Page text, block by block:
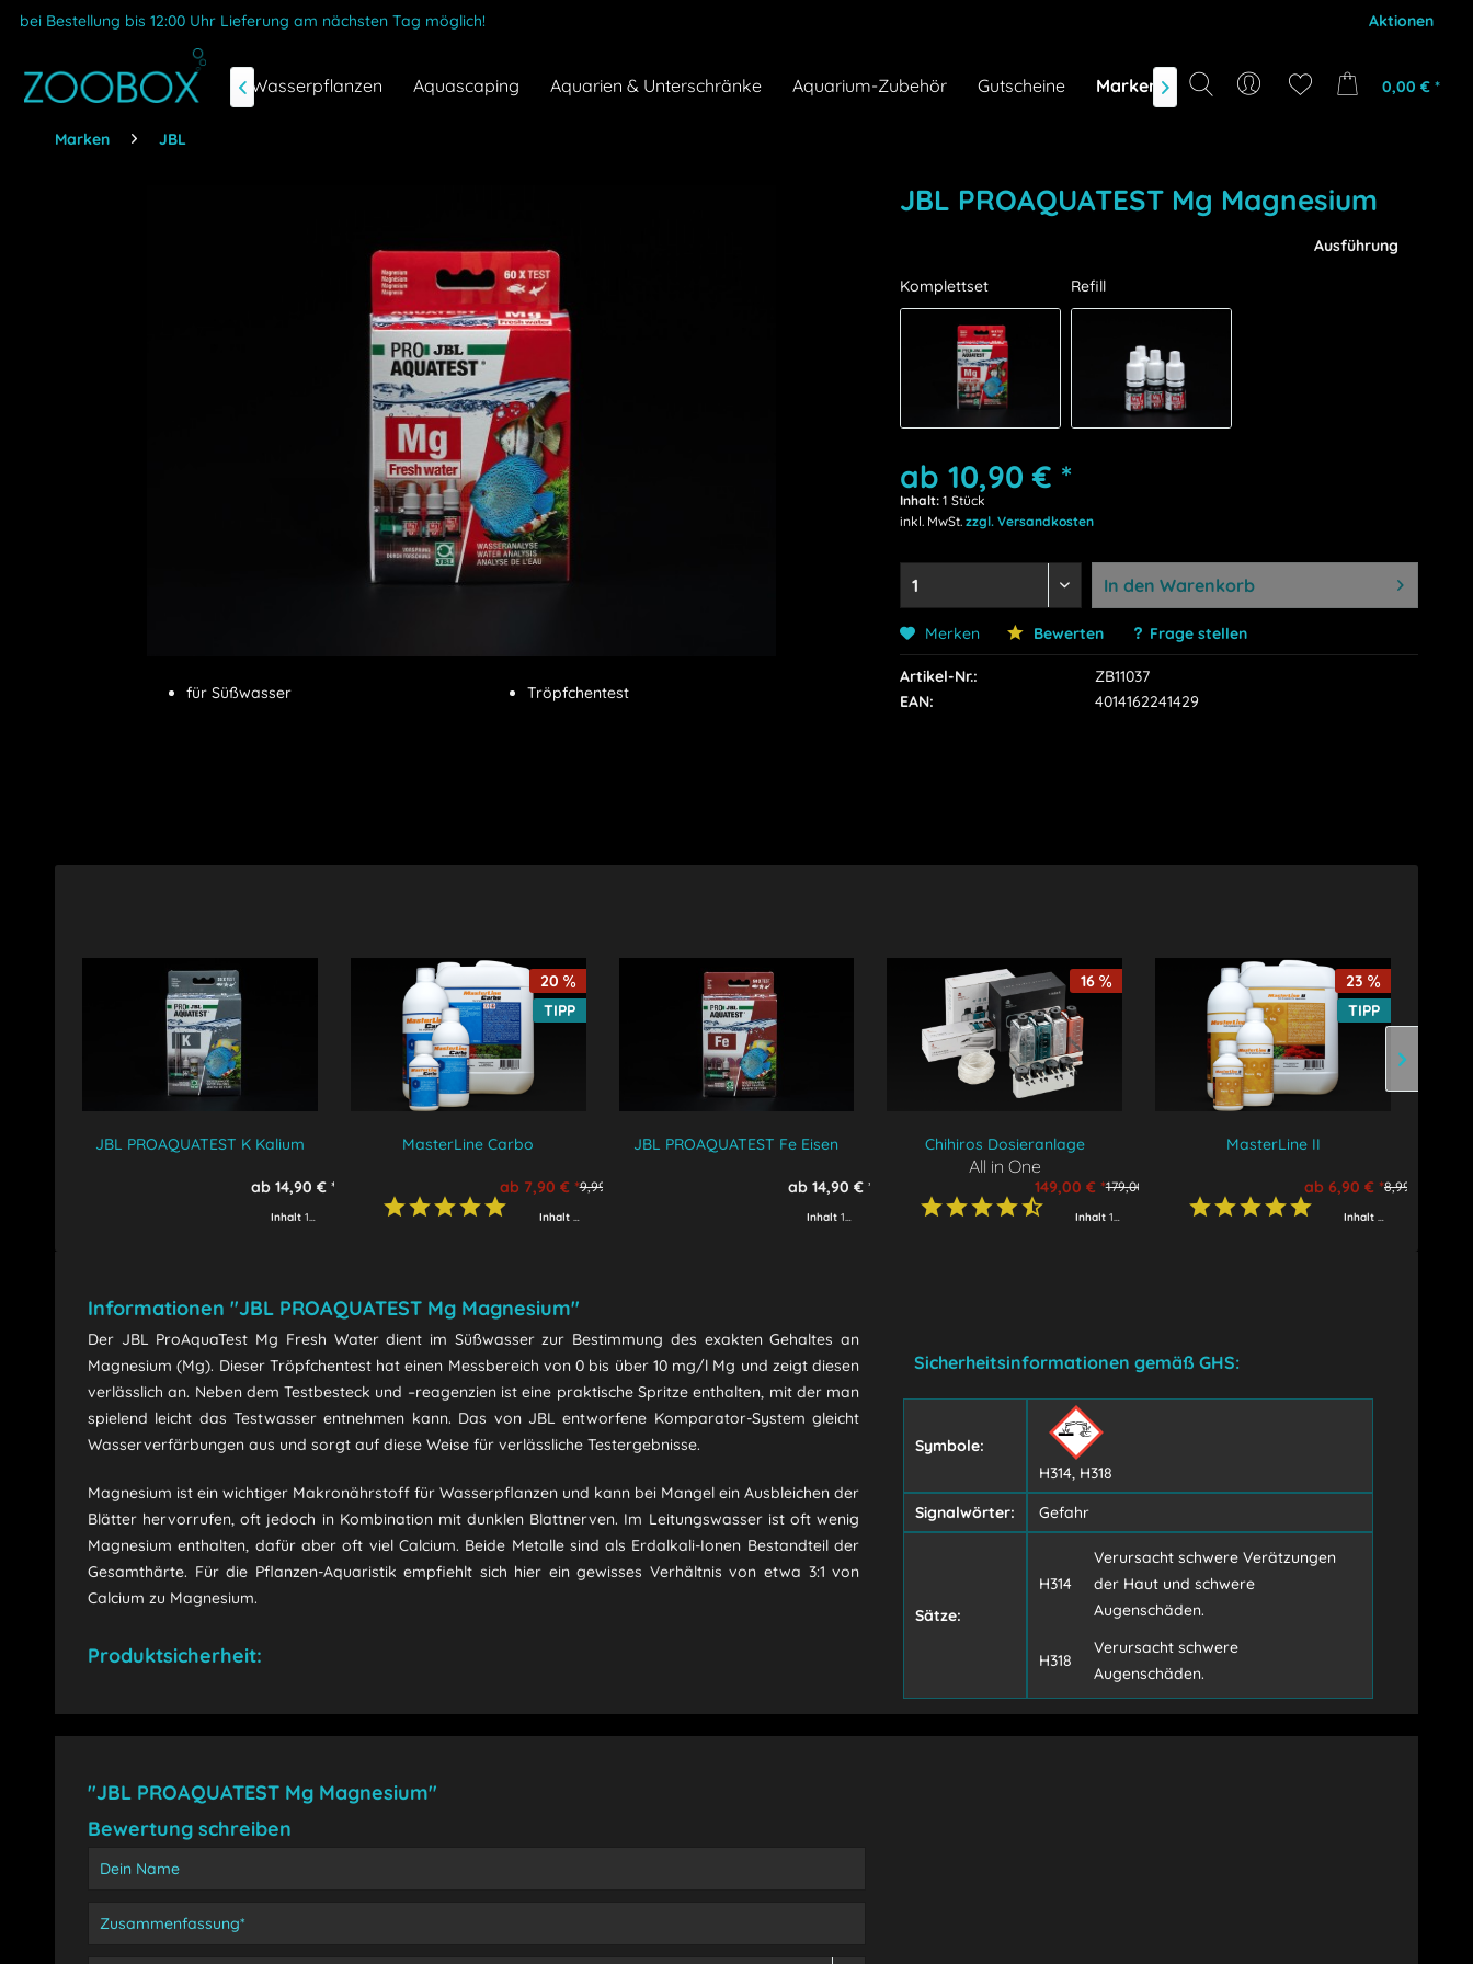
bei Bestellung bis 12:00 Uhr Lieferung am nächsten Tag möglich! Aktionen
0,00 € *
& Garnelen Ernährung Wasserpflanzen Aquascaping Aquarien & Unterschränke Aquarium-Zubehör Gutscheine Marken NEU DEALS
 
Marken JBL
für Süßwasser Tröpfchentest
JBL PROAQUATEST Mg Magnesium
Ausführung
Komplettset Refill
ab 10,90 € *
Inhalt:1 Stück
inkl. MwSt.zzgl. Versandkosten
In den Warenkorb
Merken Bewerten Frage stellen
Artikel-Nr.:
ZB11037
EAN:
4014162241429
JBL PROAQUATEST K Kalium
ab 14,90 € *
Inhalt 1 Stück
20
TIPP
MasterLine Carbo
ab 7,90 € *9,99 € *
Inhalt
200 ml
JBL PROAQUATEST Fe Eisen
ab 14,90 € *
Inhalt1 Stück
16
Chihiros Dosieranlage
Komplettset
All in One
149,00 € *179,00 € *
Inhalt1 Stück
23
TIPP
MasterLine II
ab 6,90 € *8,99 € *
Inhalt
200 ml
Informationen "JBL PROAQUATEST Mg Magnesium"
Sicherheitsinformationen gemäß GHS:
Symbole:
H314, H318
Signalwörter:
Gefahr
Sätze:
H314
Verursacht schwere Verätzungen
der Haut und schwere
Augenschäden.
H318
Verursacht schwere
Augenschäden.
Der JBL ProAquaTest Mg Fresh Water dient im Süßwasser zur Bestimmung des exakten Gehaltes an
Magnesium (Mg). Dieser Tröpfchentest hat einen Messbereich von 0 bis über 10 mg/l Mg und zeigt diesen
verlässlich an. Neben dem Testbesteck und –reagenzien ist eine praktische Spritze enthalten, mit der man
spielend leicht das Testwasser entnehmen kann. Das von JBL entworfene Komparator-System gleicht
Wasserverfärbungen aus und sorgt auf diese Weise für verlässliche Testergebnisse.
Magnesium ist ein wichtiger Makronährstoff für Wasserpflanzen und kann bei Mangel ein Ausbleichen der
Blätter hervorrufen, oft jedoch in Kombination mit dunklen Blattnerven. Im Leitungswasser ist oft wenig
Magnesium enthalten, dafür aber oft viel Calcium. Beide Metalle sind als Erdalkali-Ionen Bestandteil der
Gesamthärte. Für die Pflanzen-Aquaristik empfiehlt sich hier ein gewisses Verhältnis von etwa 3:1 von
Calcium zu Magnesium.
Produktsicherheit:
"JBL PROAQUATEST Mg Magnesium"
Bewertung schreiben